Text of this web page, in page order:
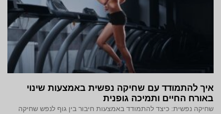
איך להתמודד עם שחיקה נפשית באמצעות שינוי
באורח החיים ותמיכה גופנית
שחיקה נפשית: כיצד להתמודד באמצעות חיבור בין גוף לנפש שחיקה